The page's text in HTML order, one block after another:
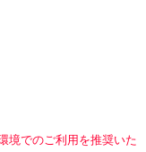
境でのご利用を推奨いた